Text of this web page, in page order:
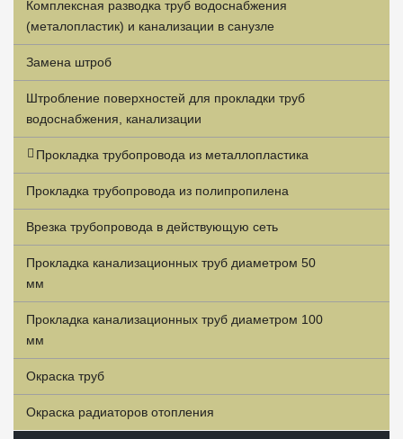
Комплексная разводка труб водоснабжения
(металопластик) и канализации в санузле
Замена штроб
Штробление поверхностей для прокладки труб
водоснабжения, канализации
Прокладка трубопровода из металлопластика
Прокладка трубопровода из полипропилена
Врезка трубопровода в действующую сеть
Прокладка канализационных труб диаметром 50
мм
Прокладка канализационных труб диаметром 100
мм
Окраска труб
Окраска радиаторов отопления